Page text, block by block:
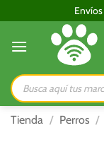
al
contenido
Envíos
Búsqueda
de
productos
Tienda / Perros /